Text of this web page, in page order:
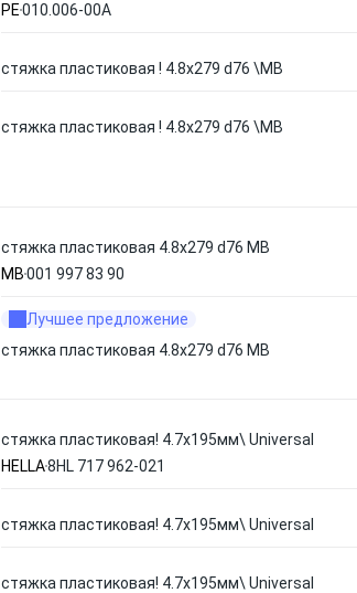
PE010.006-00A
стяжка пластиковая ! 4.8х279 d76 \MB
стяжка пластиковая ! 4.8х279 d76 \MB
стяжка пластиковая 4.8х279 d76 MB
MB001 997 83 90
Лучшее предложение
стяжка пластиковая 4.8х279 d76 MB
стяжка пластиковая! 4.7x195мм\ Universal
HELLA8HL 717 962-021
стяжка пластиковая! 4.7x195мм\ Universal
стяжка пластиковая! 4.7x195мм\ Universal